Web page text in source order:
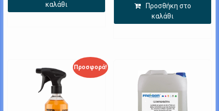
καλάθι
Προσθήκη στο
καλάθι
Προσφορά!